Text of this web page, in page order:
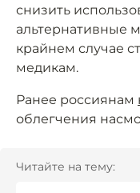
снизить
альтернативные
крайнем случае
медикам.
Ранее россиянам
облегчения
Читайте на тему: